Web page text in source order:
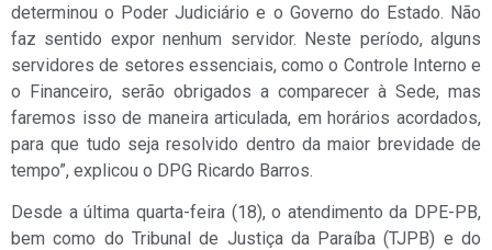
determinou o Poder Judiciário e o Governo do Estado. Não
faz sentido expor nenhum servidor. Neste período, alguns
servidores de setores essenciais, como o Controle Interno e
o Financeiro, serão obrigados a comparecer à Sede, mas
faremos isso de maneira articulada, em horários acordados,
para que tudo seja resolvido dentro da maior brevidade de
tempo”, explicou o DPG Ricardo Barros.
Desde a última quarta-feira (18), o atendimento da DPE-PB,
bem como do Tribunal de Justiça da Paraíba (TJPB) e do